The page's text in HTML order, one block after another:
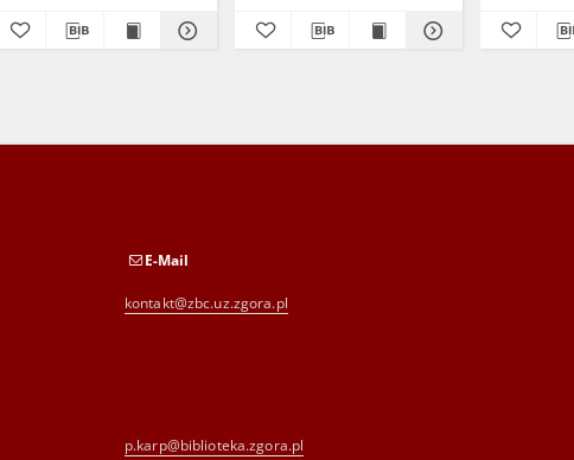
E-Mail
kontakt@zbc.uz.zgora.pl
p.karp@biblioteka.zgora.pl